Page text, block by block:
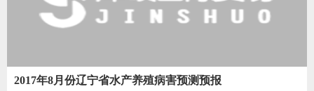
2017年8月份辽宁省水产养殖病害预测预报